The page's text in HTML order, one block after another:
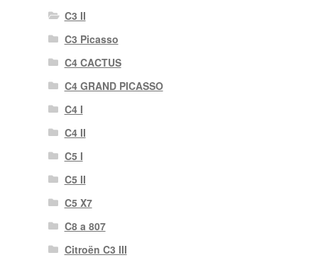
C3 II
C3 Picasso
C4 CACTUS
C4 GRAND PICASSO
C4 I
C4 II
C5 I
C5 II
C5 X7
C8 a 807
Citroën C3 III